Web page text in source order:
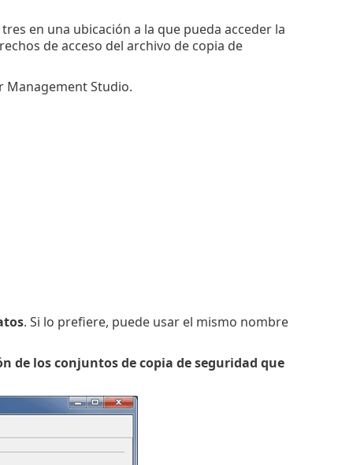
en una ubicación a la que pueda acceder la
de acceso del archivo de copia de
Management Studio.
. Si lo prefiere, puede usar el mismo nombre
de los conjuntos de copia de seguridad que